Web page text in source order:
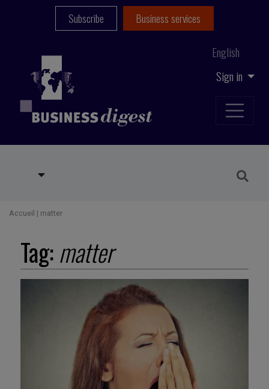
Sign in
English
Subscribe Business services
Accueil | matter
Tag:matter